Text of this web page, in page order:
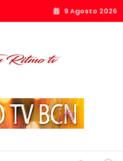
9 Agosto 2026